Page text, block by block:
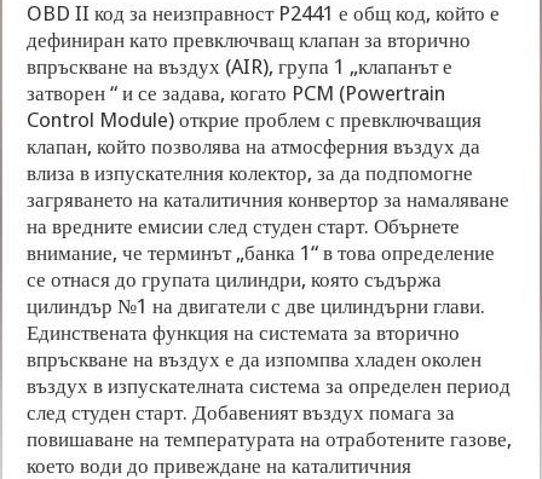
OBD II код за неизправност P2441 е общ код, който е
дефиниран като превключващ клапан за вторично
впръскване на въздух (AIR), група 1 „клапанът е
затворен “ и се задава, когато PCM (Powertrain
Control Module) открие проблем с превключващия
клапан, който позволява на атмосферния въздух да
влиза в изпускателния колектор, за да подпомогне
загряването на каталитичния конвертор за намаляване
на вредните емисии след студен старт. Обърнете
внимание, че терминът „банка 1“ в това определение
се отнася до групата цилиндри, която съдържа
цилиндър №1 на двигатели с две цилиндърни глави.
Единствената функция на системата за вторично
впръскване на въздух е да изпомпва хладен околен
въздух в изпускателната система за определен период
след студен старт. Добавеният въздух помага за
повишаване на температурата на отработените газове,
което води до привеждане на каталитичния